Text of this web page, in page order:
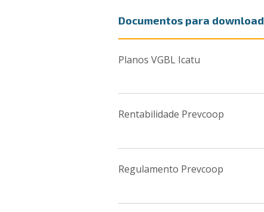
Documentos para download
Planos VGBL Icatu
Rentabilidade Prevcoop
Regulamento Prevcoop